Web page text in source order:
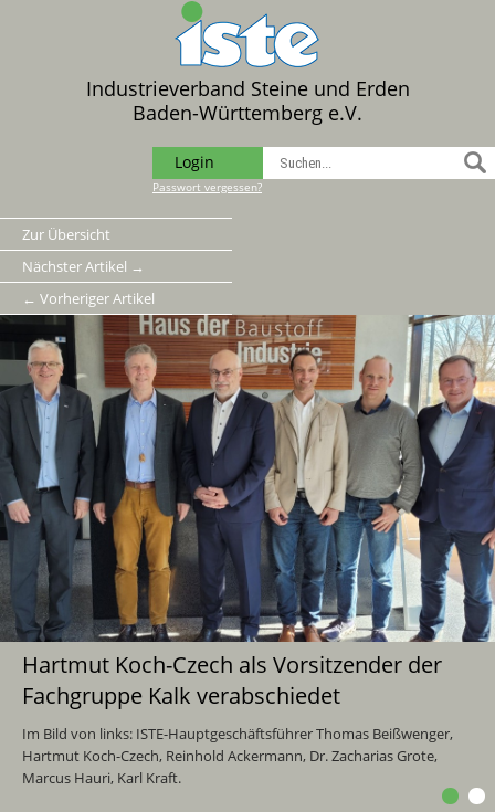
Industrieverband Steine und Erden
Baden-Württemberg e.V.
Login
Passwort vergessen?
Zur Übersicht
Nächster Artikel →
← Vorheriger Artikel
Hartmut Koch-Czech als Vorsitzender der
Fachgruppe Kalk verabschiedet
Im Bild von links: ISTE-Hauptgeschäftsführer Thomas Beißwenger,
Hartmut Koch-Czech, Reinhold Ackermann, Dr. Zacharias Grote,
Marcus Hauri, Karl Kraft.